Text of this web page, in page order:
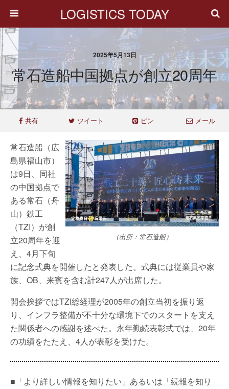
LOGISTICS TODAY
2025年5月13日
常石造船中国拠点が創立20周年
共有 ツイート ピン メール
（出所：常石造船）
常石造船（広
島県福山市）
は9日、同社
の中国拠点で
ある常石（舟
山）鉄工
（TZI）が創
立20周年を迎
え、4月下旬
に記念式典を開催したと発表した。式典には従業員や家
族、OB、来賓を含む計247人が出席した。
開会挨拶ではTZI総経理が2005年の創立当初を振り返
り、インフラ整備が不十分な環境下でのスタートを支え
た関係者への感謝を述べた。永年勤続表彰式では、20年
の功績をたたえ、4人が表彰を受けた。
■「より詳しい情報を知りたい」あるいは「続報を知り